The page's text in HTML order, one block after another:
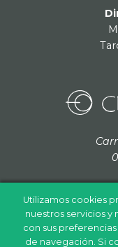
Utilizamos cookies
nuestros servicios
con sus
de navegación. Si